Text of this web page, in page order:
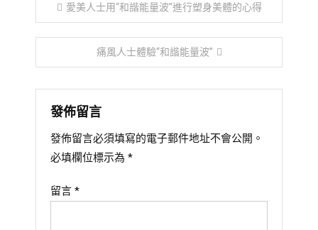
章
導
覽
愛美人士用“和諧能量波”進行塑身美體的心得
痛風人士體驗“和諧能量波”
發佈留言
發佈留言必須填寫的電子郵件地址不會公開。
必填欄位標示為 *
留言 *